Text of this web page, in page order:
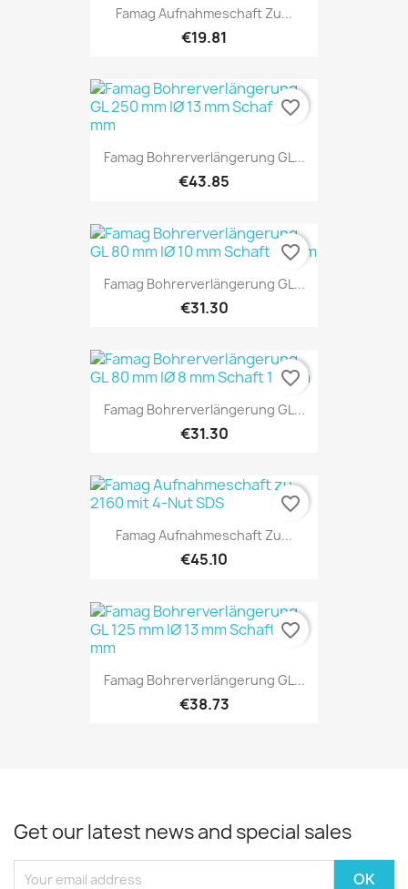
Famag Aufnahmeschaft Zu...
€19.81
Famag Bohrerverlängerung GL...
€43.85
favorite_border
Famag Bohrerverlängerung GL...
€31.30
favorite_border
Famag Bohrerverlängerung GL...
€31.30
favorite_border
Famag Aufnahmeschaft Zu...
€45.10
favorite_border
Famag Bohrerverlängerung GL...
€38.73
favorite_border
Get our latest news and special sales